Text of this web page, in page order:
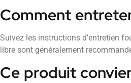
Comment
Suivez les instructions d’entretien
libre sont généralement
Ce produit